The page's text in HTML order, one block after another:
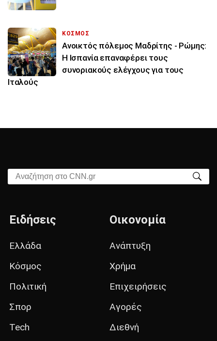
ΚΟΣΜΟΣ
Ανοικτός πόλεμος Μαδρίτης - Ρώμης:
Η Ισπανία επαναφέρει τους
συνοριακούς ελέγχους για τους
Ιταλούς
Αναζήτηση στο CNN.gr
Ειδήσεις
Ελλάδα
Κόσμος
Πολιτική
Σπορ
Tech
Οικονομία
Ανάπτυξη
Χρήμα
Επιχειρήσεις
Αγορές
Διεθνή